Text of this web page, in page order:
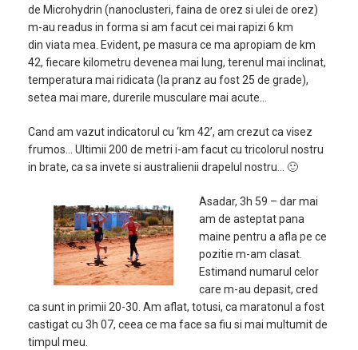
de Microhydrin (nanoclusteri, faina de orez si ulei de orez)
m-au readus in forma si am facut cei mai rapizi 6 km
din viata mea. Evident, pe masura ce ma apropiam de km
42, fiecare kilometru devenea mai lung, terenul mai inclinat,
temperatura mai ridicata (la pranz au fost 25 de grade),
setea mai mare, durerile musculare mai acute…
Cand am vazut indicatorul cu ‘km 42’, am crezut ca visez
frumos… Ultimii 200 de metri i-am facut cu tricolorul nostru
in brate, ca sa invete si australienii drapelul nostru… 🙂
Asadar, 3h 59 – dar mai
am de asteptat pana
maine pentru a afla pe ce
pozitie m-am clasat.
Estimand numarul celor
care m-au depasit, cred
ca sunt in primii 20-30. Am aflat, totusi, ca maratonul a fost
castigat cu 3h 07, ceea ce ma face sa fiu si mai multumit de
timpul meu.